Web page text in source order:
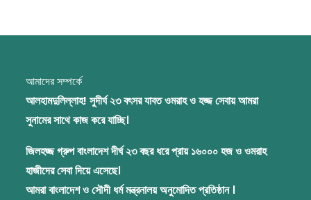
আমাদের সম্পর্কে
আলহামদুলিল্লাহ! সুদীর্ঘ ২৩ বৎসর যাবত ওমরাহ ও হজ্জ সেবায় আমরা
সুনামের সাথে কাজ করে যাচ্ছি।
জিলহজ্জ গ্রুপ বাংলাদেশ দীর্ঘ ২৩ বছর ধরে প্রায় ১৬০০০ হজ ও ওমরাহ
হাজীদের সেবা দিয়ে এসেছে।
আমরা বাংলাদেশ ও সৌদী ধর্ম মন্ত্রনালয় অনুমোদিত প্রতিষ্ঠান ।